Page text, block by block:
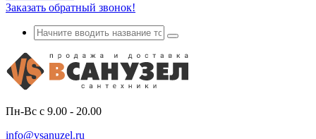
Заказать обратный звонок!
Пн-Вс с 9.00 - 20.00
info@vsanuzel.ru